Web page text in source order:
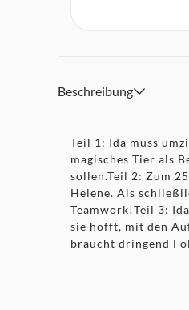
Beschreibung
Teil 1: Ida muss
magisches Tier als
sollen.Teil 2: Zum
Helene. Als
Teamwork!Teil 3:
sie hofft, mit den
braucht dringend